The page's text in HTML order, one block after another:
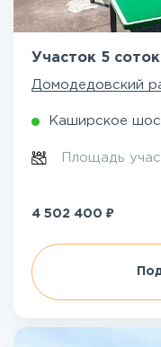
Участок 5
Домодедовский
Каширское
Площадь
4 502 400 ₽